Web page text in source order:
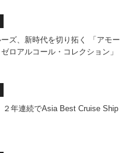
ズ、新時代を切り拓く 「アモー
ロアルコール・コレクション」
２年連続でAsia Best Cruise Ship